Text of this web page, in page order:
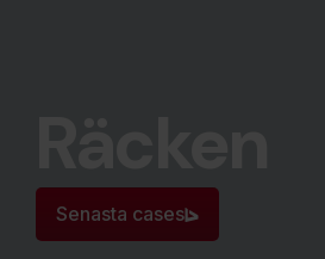
Senasta cases